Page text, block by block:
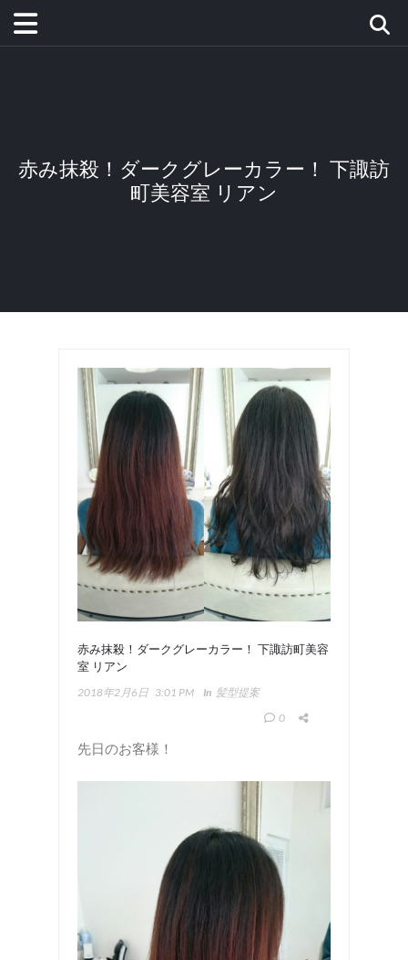
赤み抹殺！ダークグレーカラー！ 下諏訪
町美容室 リアン
赤み抹殺！ダークグレーカラー！ 下諏訪町美容
室 リアン
2018年2月6日 3:01 PM In 髪型提案
0
先日のお客様！